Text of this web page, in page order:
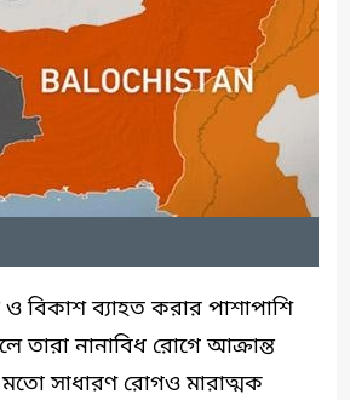
বিকাশ ব্যাহত করার পাশাপাশি
তারা নানাবিধ রোগে আক্রান্ত
সাধারণ রোগও মারাত্মক